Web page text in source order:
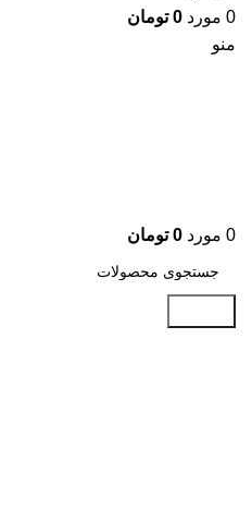
0 مورد 0 تومان
منو
0 مورد 0 تومان